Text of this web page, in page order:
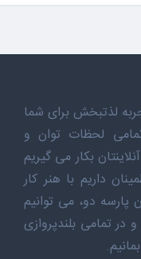
لذتبخش برای شما
و در تمامی لحظات توان و
بکار می گیریم
داریم با هنر کار
دو، می توانیم
تمامی بلندپروازی